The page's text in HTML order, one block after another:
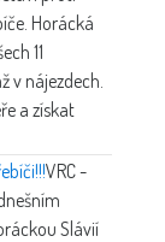
Horácká
11
v nájezdech.
a získat
VRC -
Slávií